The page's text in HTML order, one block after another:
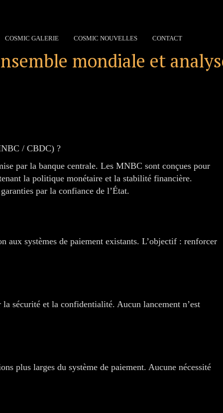
COSMIC GALERIE COSMIC NOUVELLES CONTACT
mondiale et
/ CBDC) ?
par la banque centrale. Les MNBC sont conçues pour
la politique monétaire et la stabilité financière.
par la confiance de l’État.
aux systèmes de paiement existants. L’objectif : renforcer
sécurité et la confidentialité. Aucun lancement n’est
plus larges du système de paiement. Aucune nécessité